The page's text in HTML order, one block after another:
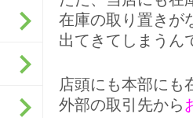
在庫の取り置きが
出てきてしまうん
店頭にも本部にも
外部の取引先から